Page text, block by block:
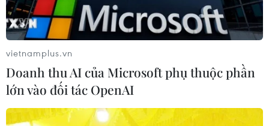
vietnamplus.vn
Doanh thu AI của Microsoft phụ thuộc phần
lớn vào đối tác OpenAI